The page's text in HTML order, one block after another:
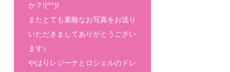
か？!(^^)!
またとても素敵なお写真をお送り
いただきましてありがとうござい
ます♪
やはりレジーナとロシェルのドレ